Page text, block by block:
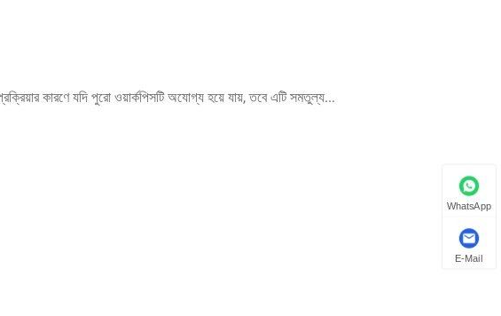
কারণে যদি পুরো ওয়ার্কপিসটি অযোগ্য হয়ে যায়, তবে এটি সমতুল্য...
WhatsApp
E-Mail